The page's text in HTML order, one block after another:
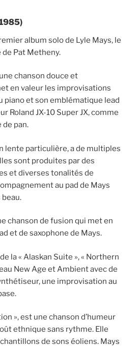
album solo de Lyle Mays, le
Pat Metheny.
chanson douce et
en valeur les improvisations
piano et son emblématique lead
Roland JX-10 Super JX, comme
de pan.
lente particulière, a de multiples
sont produites par des
et diverses tonalités de
au pad de Mays
chanson de fusion qui met en
et de saxophone de Mays.
la « Alaskan Suite », « Northern
New Age et Ambient avec de
une improvisation au
», est une chanson d’humeur
ethnique sans rythme. Elle
de sons éoliens. Mays